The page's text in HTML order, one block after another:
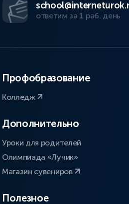
ответим за 1 раб. день
Профобразование
Колледж
Дополнительно
Уроки для родителей
Олимпиада «Лучик»
Магазин сувениров
Полезное